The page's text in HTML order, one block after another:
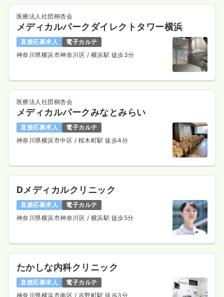
医療法人社団桐杏会
メディカルパークダイレクトタワー横浜
直接応募求人
電子カルテ
神奈川県横浜市神奈川区 / 横浜駅 徒歩3分
医療法人社団桐杏会
メディカルパークみなとみらい
直接応募求人
電子カルテ
神奈川県横浜市中区 / 桜木町駅 徒歩4分
Dメディカルクリニック
直接応募求人
電子カルテ
神奈川県横浜市神奈川区 / 横浜駅 徒歩5分
たかしな内科クリニック
直接応募求人
電子カルテ
神奈川県横浜市南区 / 吉野町駅 徒歩3分